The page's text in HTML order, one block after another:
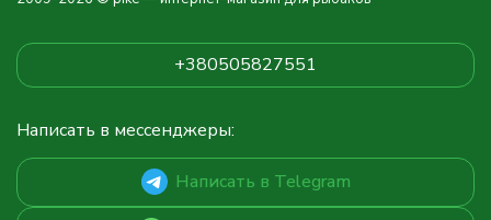
+380505827551
Написать в мессенджеры:
Написать в Telegram